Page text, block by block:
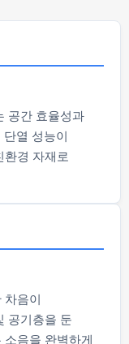
공간 효율성과
열 성능이
환경 자재로
차음이
공기층을 둔
음을 완벽하게